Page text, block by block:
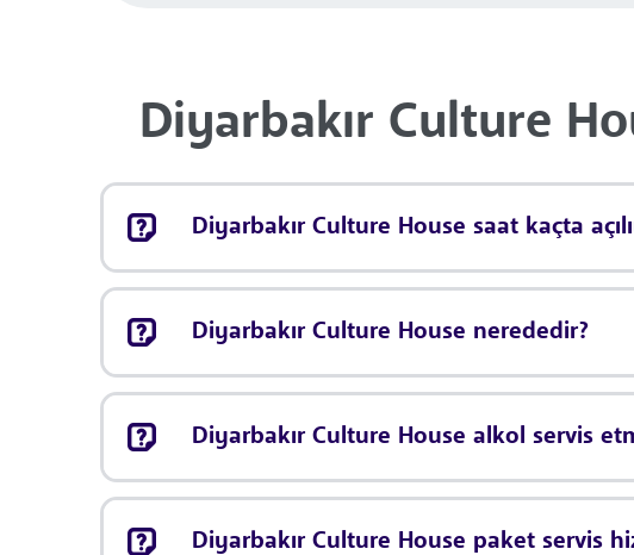
Diyarbakır Culture
Diyarbakır Culture House saat kaçta
Diyarbakır Culture House nerededir?
Diyarbakır Culture House alkol servis
Diyarbakır Culture House paket servis